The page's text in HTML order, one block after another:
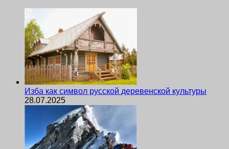
Изба как символ русской деревенской культуры
28.07.2025